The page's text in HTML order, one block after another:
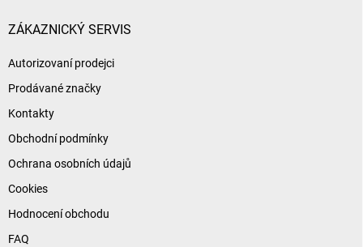
ZÁKAZNICKÝ SERVIS
Autorizovaní prodejci
Prodávané značky
Kontakty
Obchodní podmínky
Ochrana osobních údajů
Cookies
Hodnocení obchodu
FAQ